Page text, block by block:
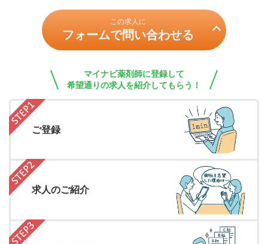
この求人に
フォームで問い合わせる
マイナビ薬剤師に登録して
希望通りの求人を紹介してもらう！
ご登録
求人のご紹介